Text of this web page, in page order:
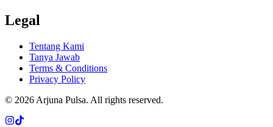
Legal
Tentang Kami
Tanya Jawab
Terms & Conditions
Privacy Policy
© 2026 Arjuna Pulsa. All rights reserved.